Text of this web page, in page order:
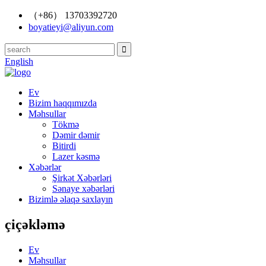
（+86） 13703392720
boyatieyi@aliyun.com
English
Ev
Bizim haqqımızda
Məhsullar
Tökmə
Dəmir dəmir
Bitirdi
Lazer kəsmə
Xəbərlər
Şirkət Xəbərləri
Sənaye xəbərləri
Bizimlə əlaqə saxlayın
çiçəkləmə
Ev
Məhsullar